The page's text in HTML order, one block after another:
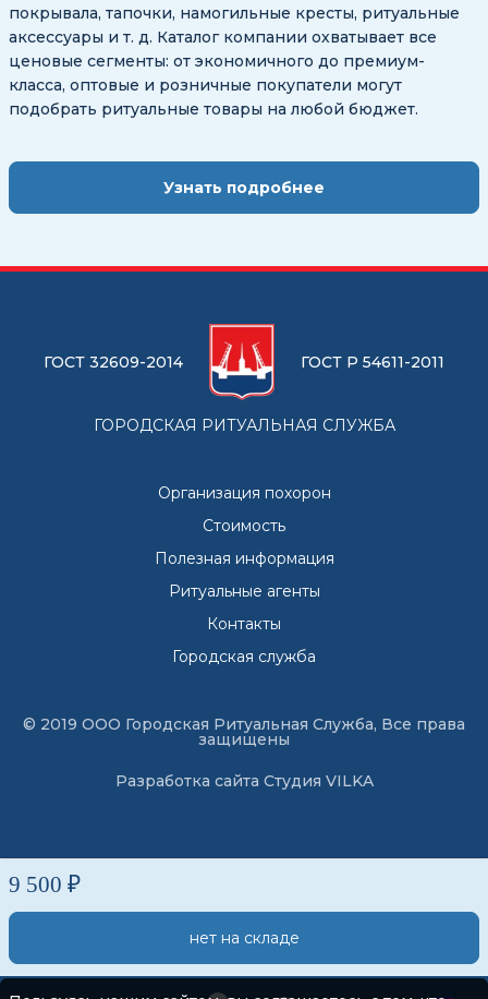
9 500 ₽
нет на складе
покрывала, тапочки, намогильные кресты, ритуальные
аксессуары и т. д. Каталог компании охватывает все
ценовые сегменты: от экономичного до премиум-
класса, оптовые и розничные покупатели могут
подобрать ритуальные товары на любой бюджет.
Узнать подробнее
ГОСТ 32609-2014 ГОСТ Р 54611-2011
ГОРОДСКАЯ РИТУАЛЬНАЯ СЛУЖБА
Организация похорон
Стоимость
Полезная информация
Ритуальные агенты
Контакты
Городская служба
© 2019 ООО Городская Ритуальная Служба, Все права
защищены
Разработка сайта Студия VILKA